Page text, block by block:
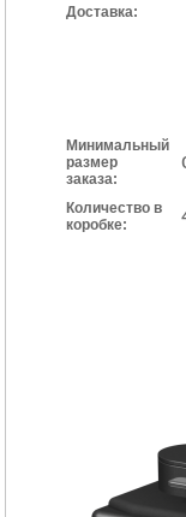
Доставка:
Минимальный
размер
заказа:
Количество в
коробке: